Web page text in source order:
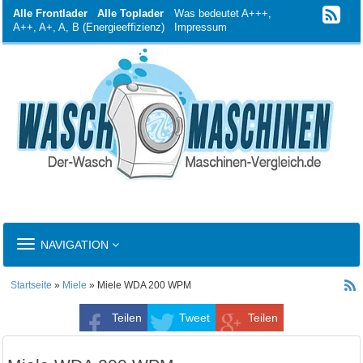
Alle Frontlader Alle Toplader
Was bedeutet A+++,
A++, A+, A, B (Energieeffizienz)
Impressum
TOGGLE
NAVIGATION
Startseite » Miele » Miele WDA 200 WPM
Teilen Tweet Teilen